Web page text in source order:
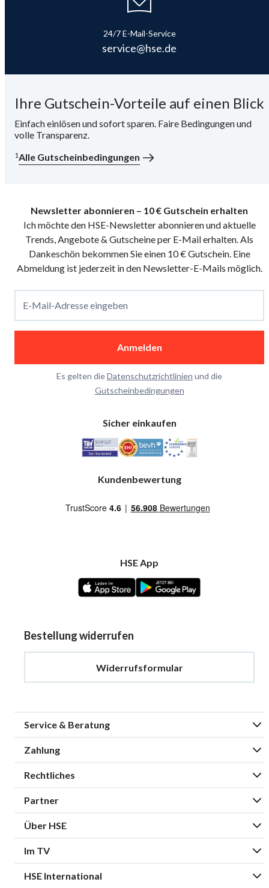
24/7 E-Mail-Service
service@hse.de
Ihre Gutschein-Vorteile auf einen Blick
Einfach einlösen und sofort sparen. Faire Bedingungen und
volle Transparenz.
1Alle Gutscheinbedingungen
Newsletter abonnieren – 10 € Gutschein erhalten
Ich möchte den HSE-Newsletter abonnieren und aktuelle
Trends, Angebote & Gutscheine per E-Mail erhalten. Als
Dankeschön bekommen Sie einen 10 € Gutschein. Eine
Abmeldung ist jederzeit in den Newsletter-E-Mails möglich.
E-Mail-Adresse eingeben
Anmelden
Es gelten dieDatenschutzrichtlinien und die
Gutscheinbedingungen
Sicher einkaufen
Kundenbewertung
HSE App
Bestellung widerrufen
Widerrufsformular
Service & Beratung
Zahlung
Rechtliches
Partner
Über HSE
Im TV
HSE International